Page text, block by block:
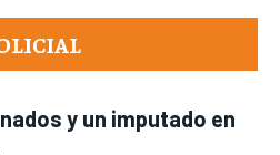
y un imputado en